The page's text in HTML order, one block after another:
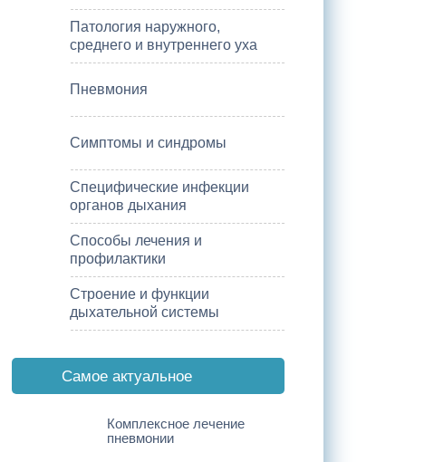
Патология наружного,
среднего и внутреннего уха
Пневмония
Симптомы и синдромы
Специфические инфекции
органов дыхания
Способы лечения и
профилактики
Строение и функции
дыхательной системы
Cамое актуальное
Комплексное лечение
пневмонии